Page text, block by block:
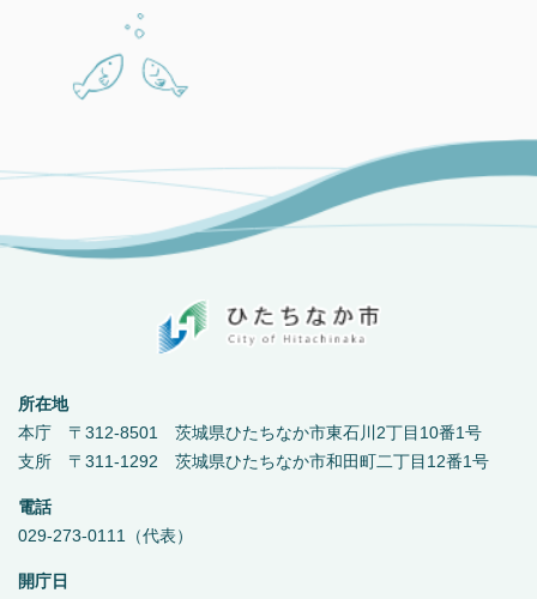
所在地
本庁 〒312-8501 茨城県ひたちなか市東石川2丁目10番1号
支所 〒311-1292 茨城県ひたちなか市和田町二丁目12番1号
電話
029-273-0111（代表）
開庁日